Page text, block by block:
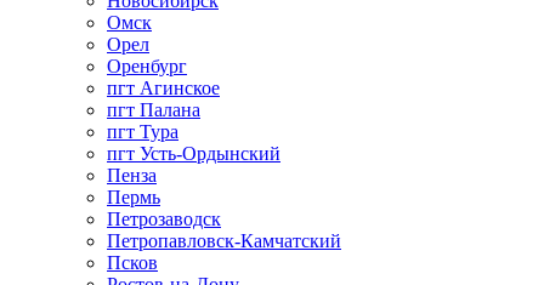
Омск
Орел
Оренбург
пгт Агинское
пгт Палана
пгт Тура
пгт Усть-Ордынский
Пенза
Пермь
Петрозаводск
Петропавловск-Камчатский
Псков